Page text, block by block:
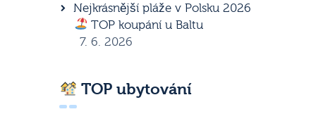
Nejkrásnější pláže v Polsku 2026
TOP koupání u Baltu
7. 6. 2026
TOP ubytování